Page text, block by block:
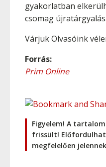
gyakorlatban
csomag
Várjuk Olvasóink
Forrás:
Prim Online
Figyelem! A
frissült!
megfelelően